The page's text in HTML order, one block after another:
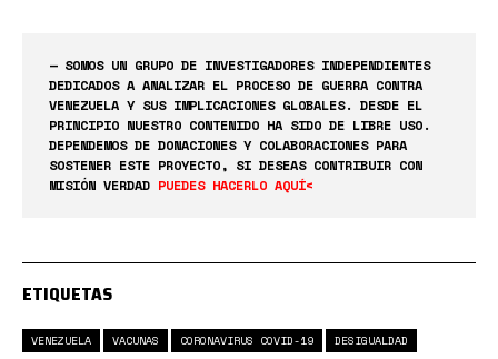
— SOMOS UN GRUPO DE INVESTIGADORES INDEPENDIENTES
DEDICADOS A ANALIZAR EL PROCESO DE GUERRA CONTRA
VENEZUELA Y SUS IMPLICACIONES GLOBALES. DESDE EL
PRINCIPIO NUESTRO CONTENIDO HA SIDO DE LIBRE USO.
DEPENDEMOS DE DONACIONES Y COLABORACIONES PARA
SOSTENER ESTE PROYECTO, SI DESEAS CONTRIBUIR CON
MISIÓN VERDAD PUEDES HACERLO AQUÍ<
ETIQUETAS
VENEZUELA VACUNAS CORONAVIRUS COVID-19 DESIGUALDAD